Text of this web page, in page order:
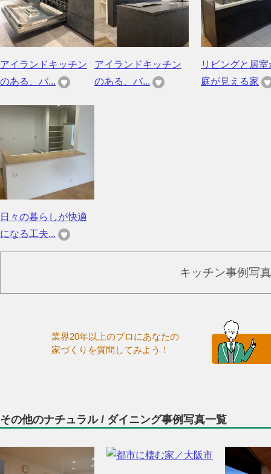
アイランドキッチン
のある、バ...
アイランドキッチン
のある、バ...
リビングと居室
庭が見える家
日々の暮らしが快適
になる工夫...
キッチン事例写
業界20年以上のプロにあなたの
家づくりを質問してみよう！
その他のナチュラル / ダイニング事例写真一覧